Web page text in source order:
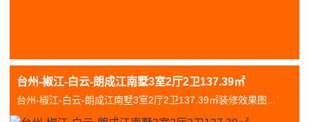
台州-椒江-白云-朗成江南墅3室2厅2卫137.39㎡
台州-椒江-白云-朗成江南墅3室2厅2卫137.39㎡装修效果图...